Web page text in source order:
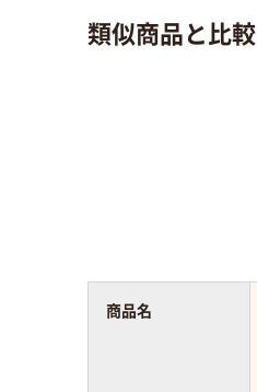
類似商品と比較
商品名